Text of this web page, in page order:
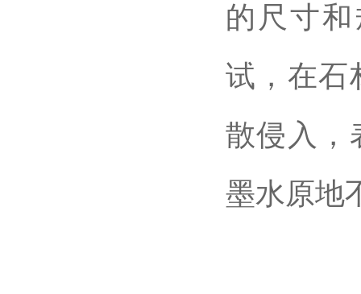
的尺寸
试，在石
散侵入，
墨水原地